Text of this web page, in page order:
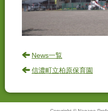
News一覧
信濃町立柏原保育園